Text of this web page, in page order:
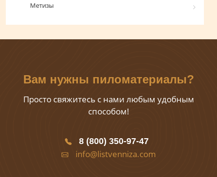
Метизы
Вам нужны пиломатериалы?
Просто свяжитесь с нами любым удобным
способом!
8 (800) 350-97-47
info@listvenniza.com